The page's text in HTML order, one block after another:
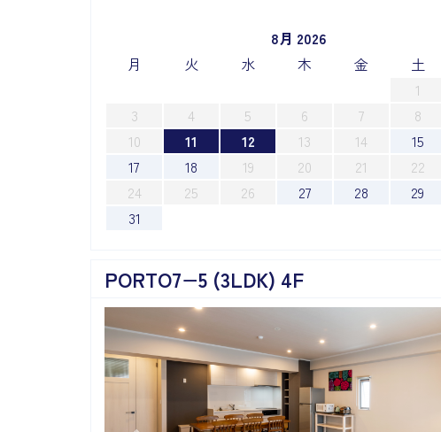
8月 2026
月
火 水 木 金 土
1
3
4 5 6 7 8
10
11 12 13 14 15
17
18 19 20 21 22
24
25 26 27 28 29
31
PORTO7−5 (3LDK) 4F
Previous